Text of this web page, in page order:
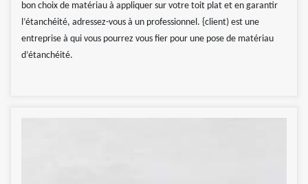
bon choix de matériau à appliquer sur votre toit plat et en garantir
l’étanchéité, adressez-vous à un professionnel. {client) est une
entreprise à qui vous pourrez vous fier pour une pose de matériau
d’étanchéité.